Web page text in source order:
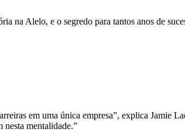
na Alelo, e o segredo para tantos anos de
em uma única empresa”, explica Jamie
mentalidade.”